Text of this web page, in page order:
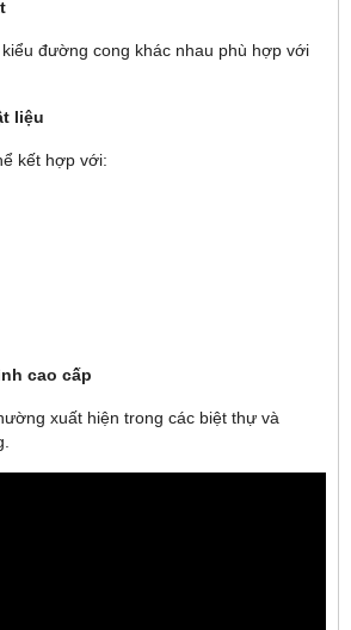
đường cong khác nhau phù hợp với
liệu
kết hợp với:
cao cấp
xuất hiện trong các biệt thự và